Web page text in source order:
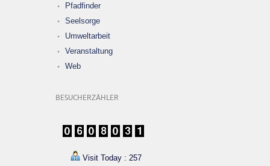
Pfadfinder
Seelsorge
Umweltarbeit
Veranstaltung
Web
BESUCHERZÄHLER
Visit Today : 257